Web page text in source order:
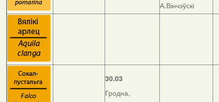
А.Вінчэўскі
30.03
Гродна,